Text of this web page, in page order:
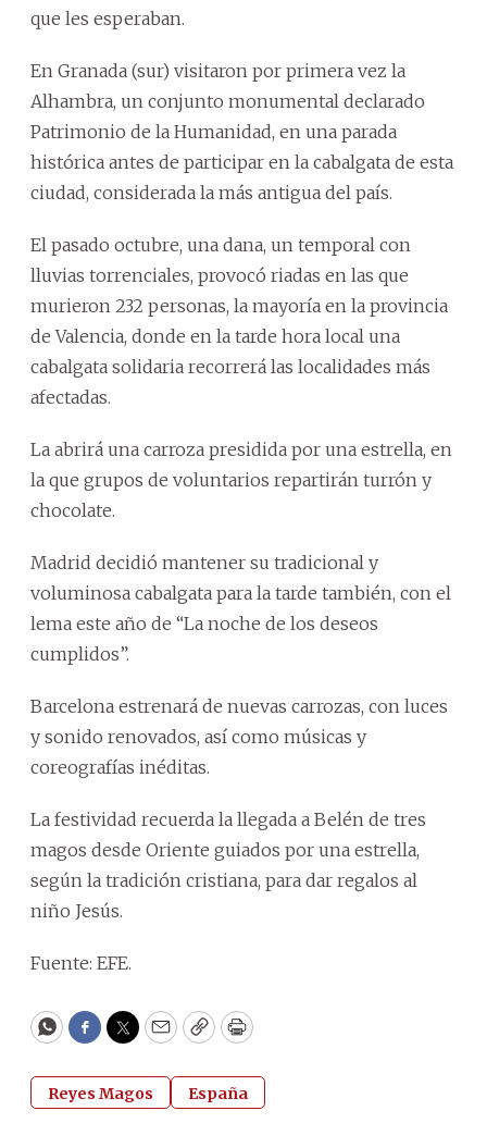
que les esperaban.
En Granada (sur) visitaron por primera vez la
Alhambra, un conjunto monumental declarado
Patrimonio de la Humanidad, en una parada
histórica antes de participar en la cabalgata de esta
ciudad, considerada la más antigua del país.
El pasado octubre, una dana, un temporal con
lluvias torrenciales, provocó riadas en las que
murieron 232 personas, la mayoría en la provincia
de Valencia, donde en la tarde hora local una
cabalgata solidaria recorrerá las localidades más
afectadas.
La abrirá una carroza presidida por una estrella, en
la que grupos de voluntarios repartirán turrón y
chocolate.
Madrid decidió mantener su tradicional y
voluminosa cabalgata para la tarde también, con el
lema este año de “La noche de los deseos
cumplidos”.
Barcelona estrenará de nuevas carrozas, con luces
y sonido renovados, así como músicas y
coreografías inéditas.
La festividad recuerda la llegada a Belén de tres
magos desde Oriente guiados por una estrella,
según la tradición cristiana, para dar regalos al
niño Jesús.
Fuente: EFE.
WhatsApp
Facebook
Twitter
EmailCopyPrint
Reyes Magos España